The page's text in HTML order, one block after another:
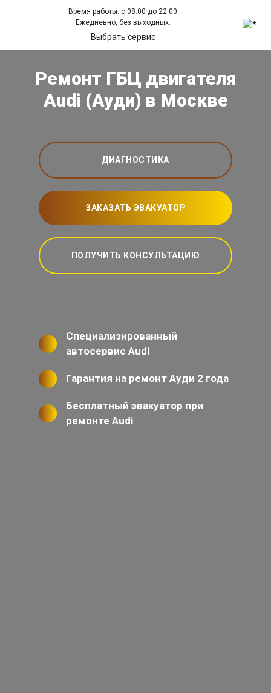
Время работы: с 08:00 до 22:00
Ежедневно, без выходных.
Выбрать сервис
Ремонт ГБЦ двигателя
Audi (Ауди) в Москве
ДИАГНОСТИКА
ЗАКАЗАТЬ ЭВАКУАТОР
ПОЛУЧИТЬ КОНСУЛЬТАЦИЮ
Специализированный
автосервис Audi
Гарантия на ремонт Ауди 2 года
Бесплатный эвакуатор при
ремонте Audi